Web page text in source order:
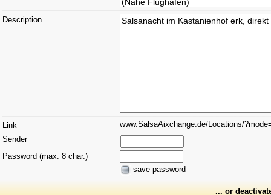
Description
Link
www.SalsaAixchange.de/Locations/
Sender
Password (max. 8 char.)
save password
... or